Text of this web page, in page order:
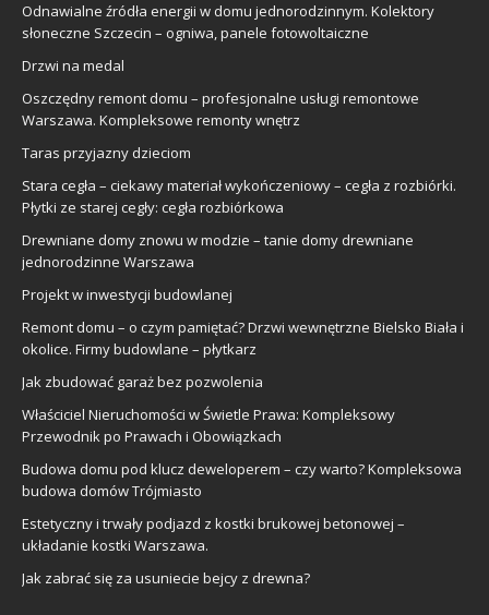
Odnawialne źródła energii w domu jednorodzinnym. Kolektory
słoneczne Szczecin – ogniwa, panele fotowoltaiczne
Drzwi na medal
Oszczędny remont domu – profesjonalne usługi remontowe
Warszawa. Kompleksowe remonty wnętrz
Taras przyjazny dzieciom
Stara cegła – ciekawy materiał wykończeniowy – cegła z rozbiórki.
Płytki ze starej cegły: cegła rozbiórkowa
Drewniane domy znowu w modzie – tanie domy drewniane
jednorodzinne Warszawa
Projekt w inwestycji budowlanej
Remont domu – o czym pamiętać? Drzwi wewnętrzne Bielsko Biała i
okolice. Firmy budowlane – płytkarz
Jak zbudować garaż bez pozwolenia
Właściciel Nieruchomości w Świetle Prawa: Kompleksowy
Przewodnik po Prawach i Obowiązkach
Budowa domu pod klucz deweloperem – czy warto? Kompleksowa
budowa domów Trójmiasto
Estetyczny i trwały podjazd z kostki brukowej betonowej –
układanie kostki Warszawa.
Jak zabrać się za usuniecie bejcy z drewna?